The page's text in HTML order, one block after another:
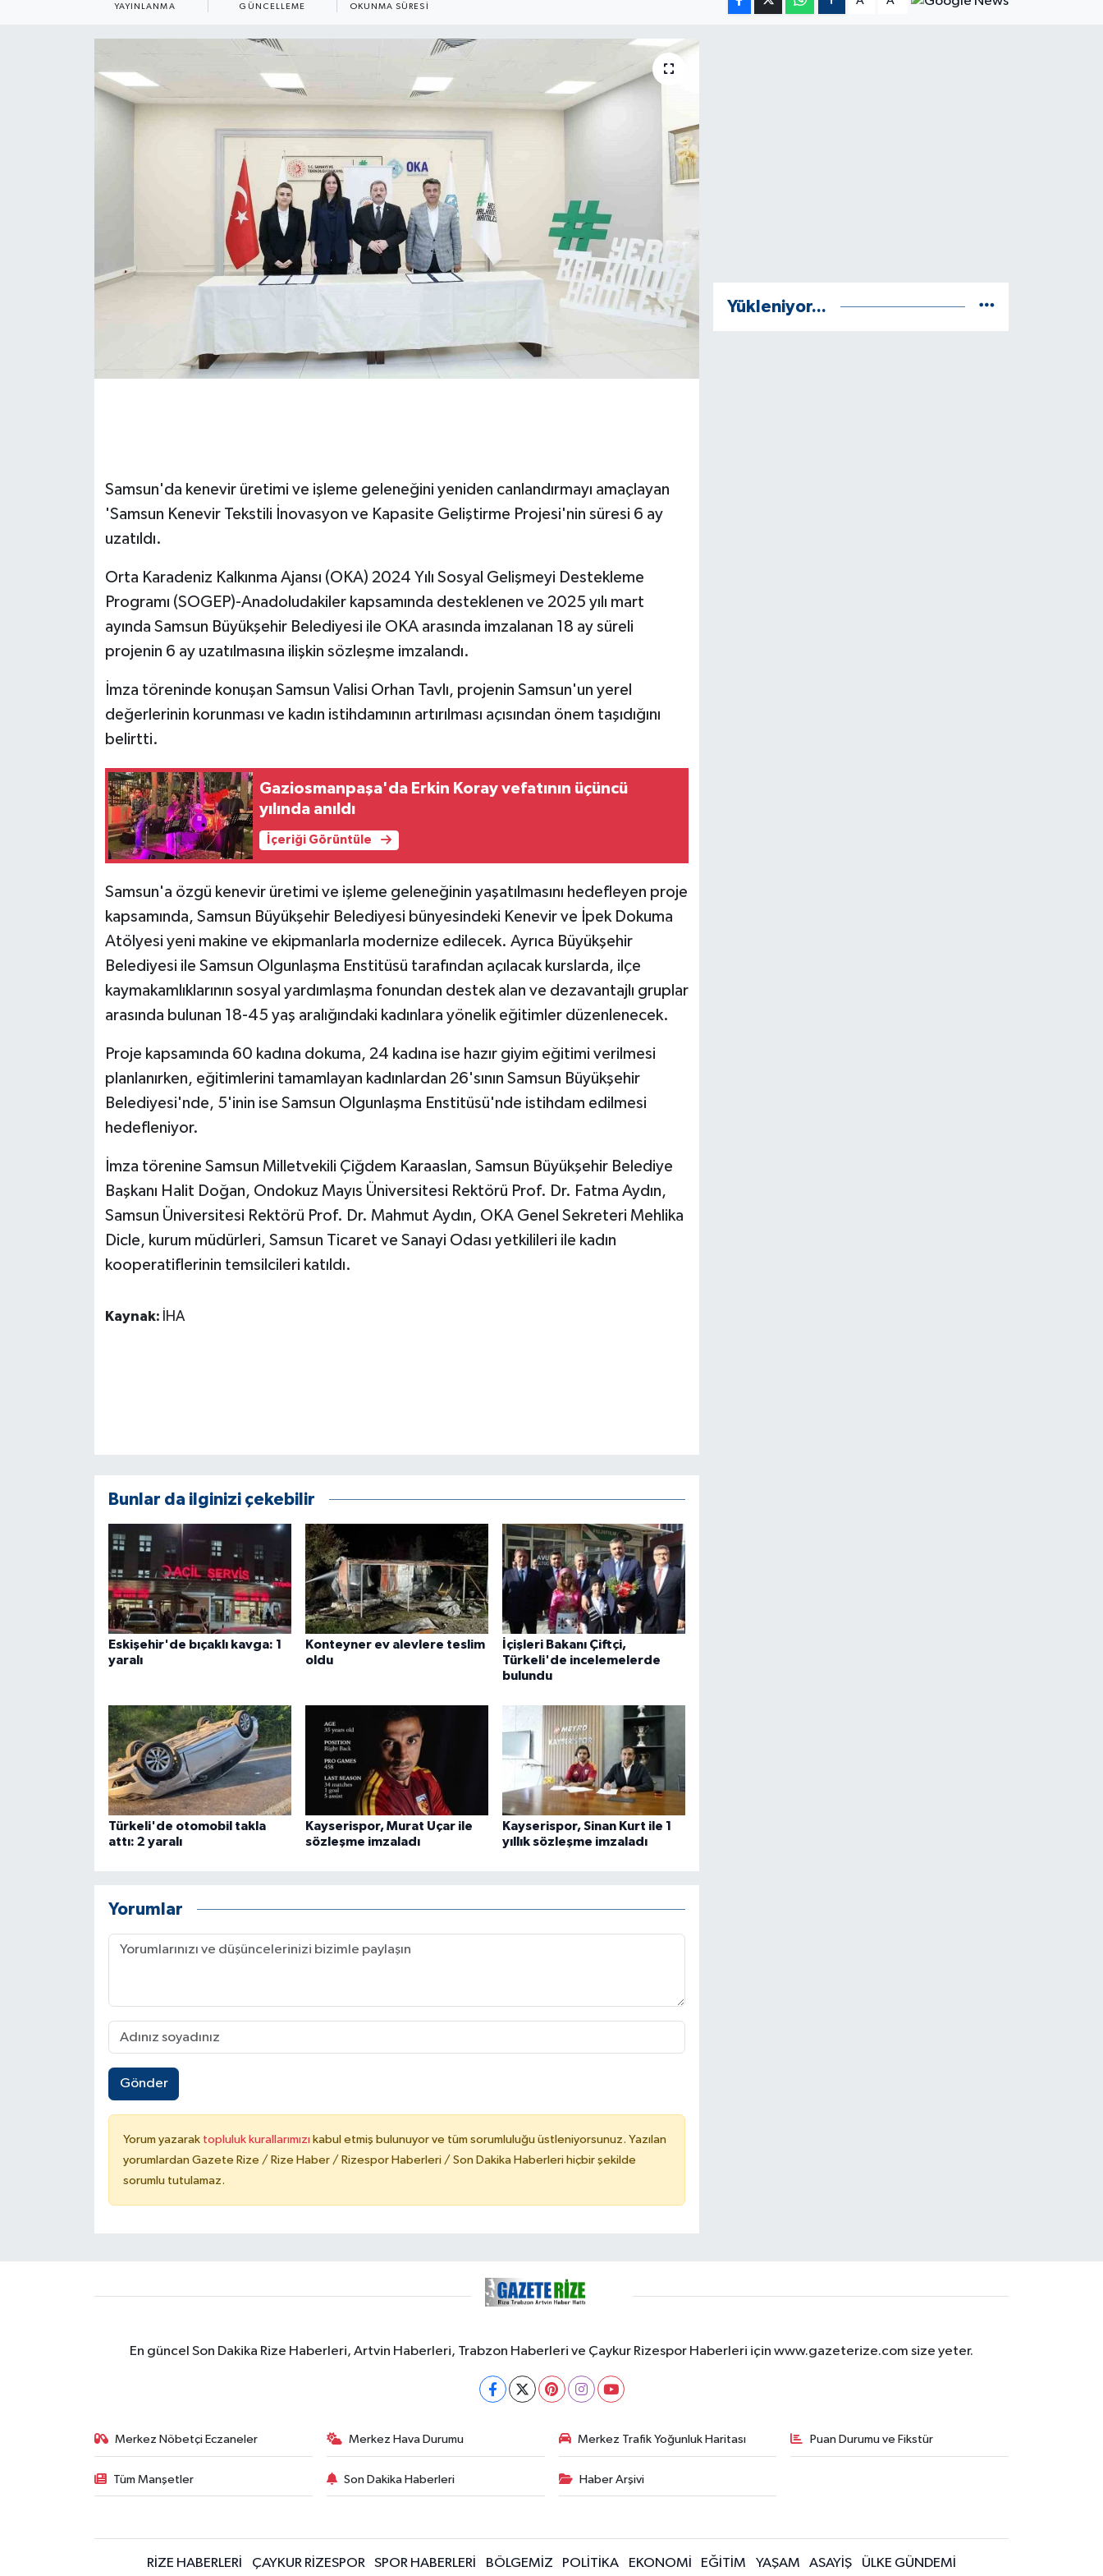
YAYINLANMA GÜNCELLEME OKUNMA SÜRESI
Samsun'da kenevir üretimi ve işleme geleneğini yeniden canlandırmayı amaçlayan
'Samsun Kenevir Tekstili İnovasyon ve Kapasite Geliştirme Projesi'nin süresi 6 ay
uzatıldı.
Orta Karadeniz Kalkınma Ajansı (OKA) 2024 Yılı Sosyal Gelişmeyi Destekleme
Programı (SOGEP)-Anadoludakiler kapsamında desteklenen ve 2025 yılı mart
ayında Samsun Büyükşehir Belediyesi ile OKA arasında imzalanan 18 ay süreli
projenin 6 ay uzatılmasına ilişkin sözleşme imzalandı.
İmza töreninde konuşan Samsun Valisi Orhan Tavlı, projenin Samsun'un yerel
değerlerinin korunması ve kadın istihdamının artırılması açısından önem taşıdığını
belirtti.
Gaziosmanpaşa'da Erkin Koray vefatının üçüncü
yılında anıldı
İçeriği Görüntüle
Samsun'a özgü kenevir üretimi ve işleme geleneğinin yaşatılmasını hedefleyen proje
kapsamında, Samsun Büyükşehir Belediyesi bünyesindeki Kenevir ve İpek Dokuma
Atölyesi yeni makine ve ekipmanlarla modernize edilecek. Ayrıca Büyükşehir
Belediyesi ile Samsun Olgunlaşma Enstitüsü tarafından açılacak kurslarda, ilçe
kaymakamlıklarının sosyal yardımlaşma fonundan destek alan ve dezavantajlı gruplar
arasında bulunan 18-45 yaş aralığındaki kadınlara yönelik eğitimler düzenlenecek.
Proje kapsamında 60 kadına dokuma, 24 kadına ise hazır giyim eğitimi verilmesi
planlanırken, eğitimlerini tamamlayan kadınlardan 26'sının Samsun Büyükşehir
Belediyesi'nde, 5'inin ise Samsun Olgunlaşma Enstitüsü'nde istihdam edilmesi
hedefleniyor.
İmza törenine Samsun Milletvekili Çiğdem Karaaslan, Samsun Büyükşehir Belediye
Başkanı Halit Doğan, Ondokuz Mayıs Üniversitesi Rektörü Prof. Dr. Fatma Aydın,
Samsun Üniversitesi Rektörü Prof. Dr. Mahmut Aydın, OKA Genel Sekreteri Mehlika
Dicle, kurum müdürleri, Samsun Ticaret ve Sanayi Odası yetkilileri ile kadın
kooperatiflerinin temsilcileri katıldı.
Kaynak: İHA
Bunlar da ilginizi çekebilir
Eskişehir'de bıçaklı kavga: 1
yaralı
Konteyner ev alevlere teslim
oldu
İçişleri Bakanı Çiftçi,
Türkeli'de incelemelerde
bulundu
Türkeli'de otomobil takla
attı: 2 yaralı
Kayserispor, Murat Uçar ile
sözleşme imzaladı
Kayserispor, Sinan Kurt ile 1
yıllık sözleşme imzaladı
Yorumlar
Gönder
Yorum yazarak topluluk kurallarımızı kabul etmiş bulunuyor ve tüm sorumluluğu üstleniyorsunuz. Yazılan
yorumlardan Gazete Rize / Rize Haber / Rizespor Haberleri / Son Dakika Haberleri hiçbir şekilde
sorumlu tutulamaz.
Yükleniyor...
En güncel Son Dakika Rize Haberleri, Artvin Haberleri, Trabzon Haberleri ve Çaykur Rizespor Haberleri için www.gazeterize.com size yeter.
Merkez Nöbetçi Eczaneler Merkez Hava Durumu Merkez Trafik Yoğunluk Haritası Puan Durumu ve Fikstür
Tüm Manşetler Son Dakika Haberleri Haber Arşivi
RİZE HABERLERİ ÇAYKUR RİZESPOR SPOR HABERLERİ BÖLGEMİZ POLİTİKA EKONOMİ EĞİTİM YAŞAM ASAYİŞ ÜLKE GÜNDEMİ
Dış Haberler
HABERDE İNSAN
Jandarma
KÜLTÜR SANAT
MAGAZİN
Otomobil
POLİTİKA
SPOR HABERLERİ
ÜLKE GÜNDEMİ
Yerel Haberler